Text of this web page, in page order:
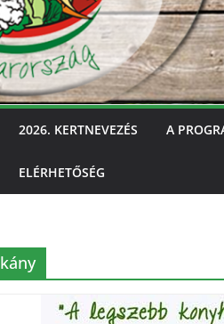
2026. KERTNEVEZÉS A
ELÉRHETŐSÉG